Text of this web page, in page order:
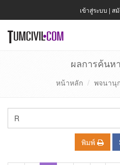
เข้าสู่ระบบ | ส
ผลการค้นห
หน้าหลัก พจนานุ
พิมพ์